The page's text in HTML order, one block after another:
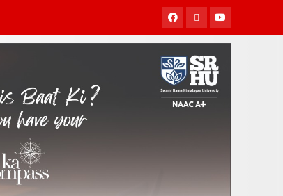
Facebook
TwitterYoutube